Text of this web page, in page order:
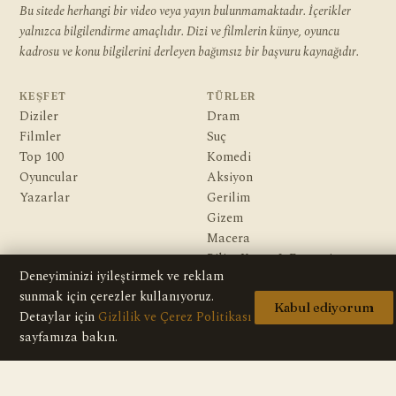
Bu sitede herhangi bir video veya yayın bulunmamaktadır. İçerikler
yalnızca bilgilendirme amaçlıdır. Dizi ve filmlerin künye, oyuncu
kadrosu ve konu bilgilerini derleyen bağımsız bir başvuru kaynağıdır.
KEŞFET
Diziler
Filmler
Top 100
Oyuncular
Yazarlar
TÜRLER
Dram
Suç
Komedi
Aksiyon
Gerilim
Gizem
Macera
Bilim Kurgu & Fantazi
KURUMSAL
Hakkımızda
Editoryal İlkeler
Veri Kaynakları
Deneyiminizi iyileştirmek ve reklam
sunmak için çerezler kullanıyoruz.
Detaylar için Gizlilik ve Çerez Politikası
sayfamıza bakın.
Kabul ediyorum